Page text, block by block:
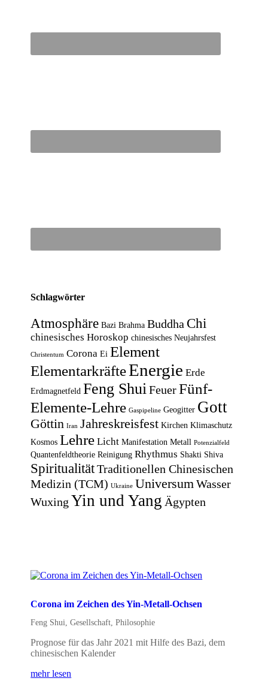
Schlagwörter
Atmosphäre Bazi Brahma Buddha Chi
chinesisches Horoskop chinesisches Neujahrsfest
Christentum Corona Ei Element
ElementarkräfteEnergie Erde
Erdmagnetfeld Feng Shui Feuer Fünf-
Elemente-Lehre Gaspipeline Geogitter Gott
Göttin Iran Jahreskreisfest Kirchen Klimaschutz
Kosmos Lehre Licht Manifestation Metall Potenzialfeld
Quantenfeldtheorie Reinigung Rhythmus Shakti Shiva
Spiritualität Traditionellen Chinesischen
Medizin (TCM) Ukraine Universum Wasser
Wuxing Yin und Yang Ägypten
Corona im Zeichen des Yin-Metall-Ochsen
Feng Shui ,Gesellschaft ,Philosophie
Prognose für das Jahr 2021 mit Hilfe des Bazi, dem
chinesischen Kalender
mehr lesen